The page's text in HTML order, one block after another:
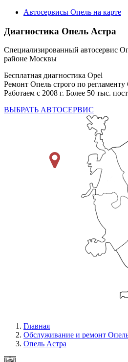
Автосервисы Опель на карте
Диагностика Опель Астра
Специализированный автосервис
районе Москвы
Бесплатная диагностика Opel
Ремонт Опель строго по регламенту
Работаем с 2008 г. Более 50 тыс.
ВЫБРАТЬ АВТОСЕРВИС
Главная
Обслуживание и ремонт
Опель Астра